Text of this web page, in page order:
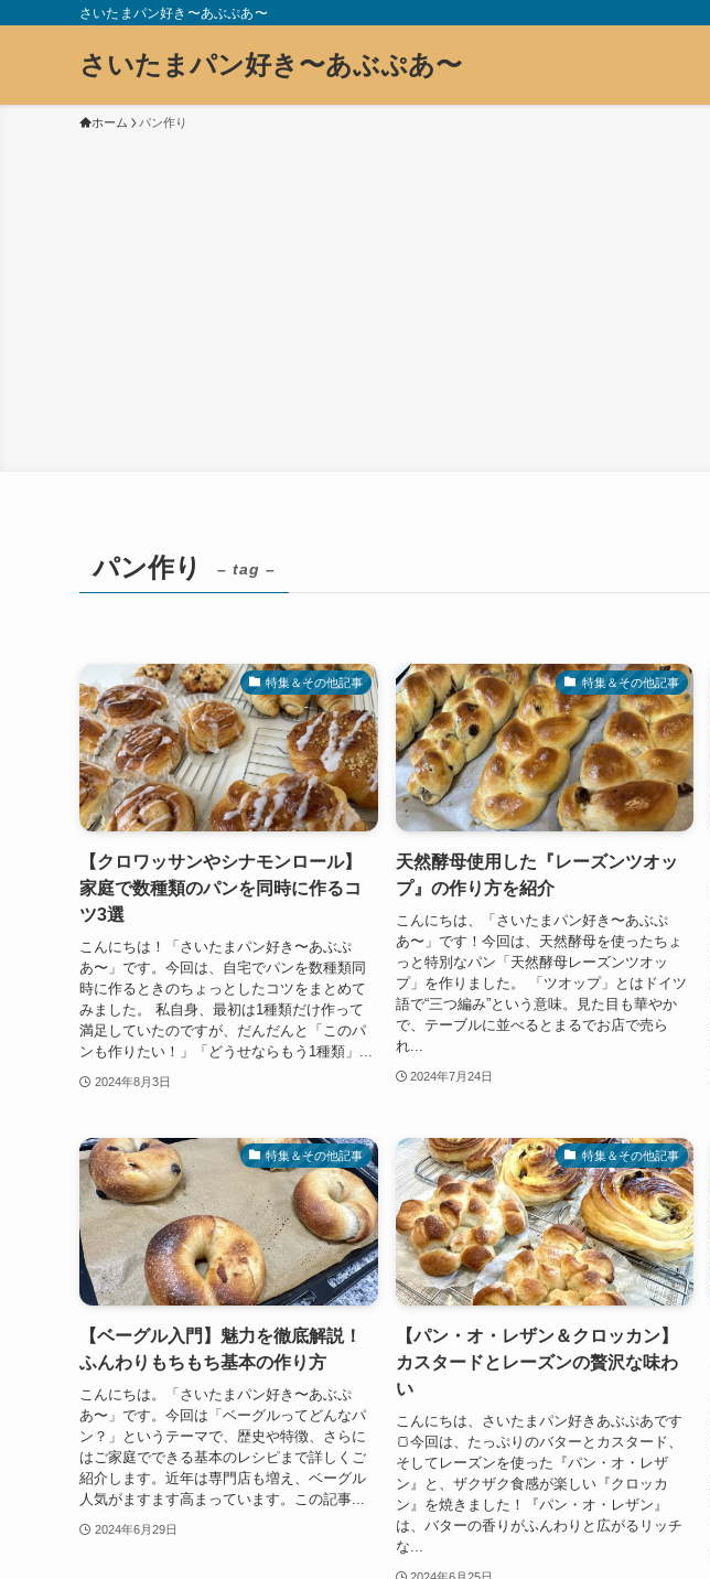
さいたまパン好き〜あぶぷあ〜
さいたまパン好き〜あぶぷあ〜
ホーム パン作り
パン作り – tag –
特集＆その他記事
【クロワッサンやシナモンロール】
家庭で数種類のパンを同時に作るコ
ツ3選
こんにちは！「さいたまパン好き〜あぶぷ
あ〜」です。今回は、自宅でパンを数種類同
時に作るときのちょっとしたコツをまとめて
みました。 私自身、最初は1種類だけ作って
満足していたのですが、だんだんと「このパ
ンも作りたい！」「どうせならもう1種類」...
2024年8月3日
特集＆その他記事
天然酵母使用した『レーズンツオッ
プ』の作り方を紹介
こんにちは、「さいたまパン好き〜あぶぷ
あ〜」です！今回は、天然酵母を使ったちょ
っと特別なパン「天然酵母レーズンツオッ
プ」を作りました。 「ツオップ」とはドイツ
語で“三つ編み”という意味。見た目も華やか
で、テーブルに並べるとまるでお店で売ら
れ...
2024年7月24日
特集＆その他記事
【ベーグル入門】魅力を徹底解説！
ふんわりもちもち基本の作り方
こんにちは。「さいたまパン好き〜あぶぷ
あ〜」です。今回は「ベーグルってどんなパ
ン？」というテーマで、歴史や特徴、さらに
はご家庭でできる基本のレシピまで詳しくご
紹介します。近年は専門店も増え、ベーグル
人気がますます高まっています。この記事...
2024年6月29日
特集＆その他記事
【パン・オ・レザン＆クロッカン】
カスタードとレーズンの贅沢な味わ
い
こんにちは、さいたまパン好きあぶぷあです
🍞今回は、たっぷりのバターとカスタード、
そしてレーズンを使った『パン・オ・レザ
ン』と、ザクザク食感が楽しい『クロッカ
ン』を焼きました！『パン・オ・レザン』
は、バターの香りがふんわりと広がるリッチ
な...